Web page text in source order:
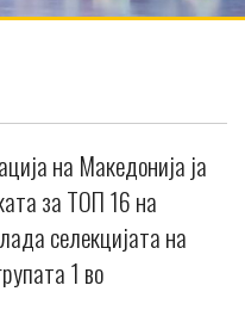
на Македонија ја
за ТОП 16 на
селекцијата на
1 во